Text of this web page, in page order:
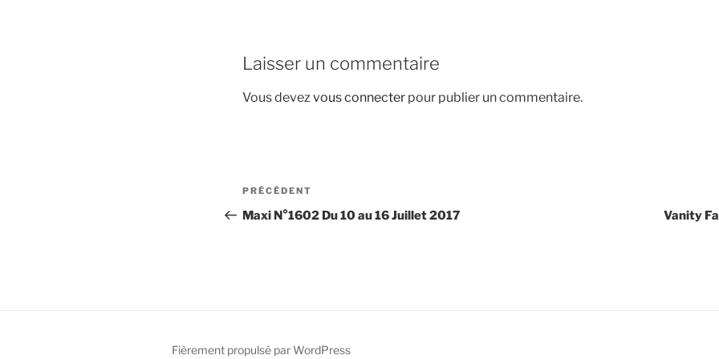
Laisser un commentaire
Vous devezvous connecter pour publier un commentaire.
Navigation
de
Article
précédent
PRÉCÉDENT
Maxi N°1602 Du 10 au 16 Juillet 2017 Vanity
Fièrement propulsé par WordPress